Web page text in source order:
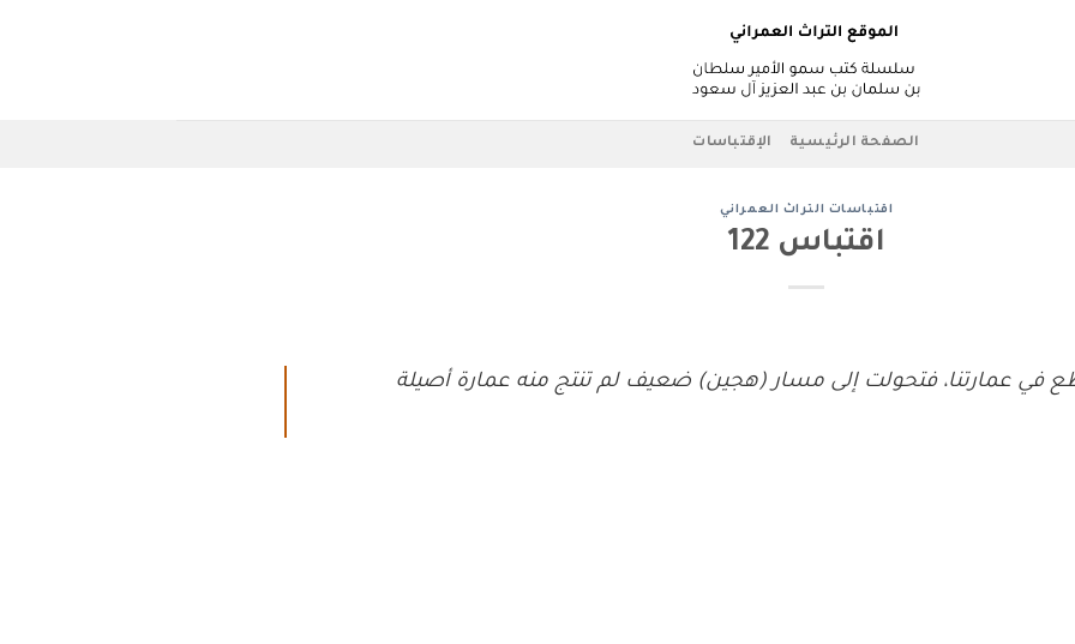
الصفحة الرئيسية الإقتباسات
اقتباسات التراث العمراني
اقتباس 122
في عمارتنا، فتحولت إلى مسار (هجين) ضعيف لم تنتج منه عمارة أصيلة